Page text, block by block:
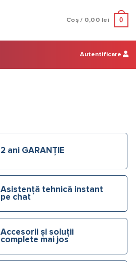
Coș / 0,00 lei 0
Autentificare
2 ani GARANȚIE
Asistență tehnică instant
pe chat
Accesorii și soluții
complete mai jos